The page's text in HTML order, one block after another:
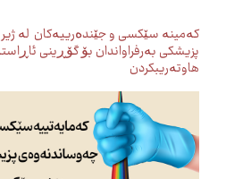
کەمینە سێکسی و جێندەرییەکان لە
پزیشکی بەرفراواندان بۆ گۆڕینی
هاوتەریبکردن